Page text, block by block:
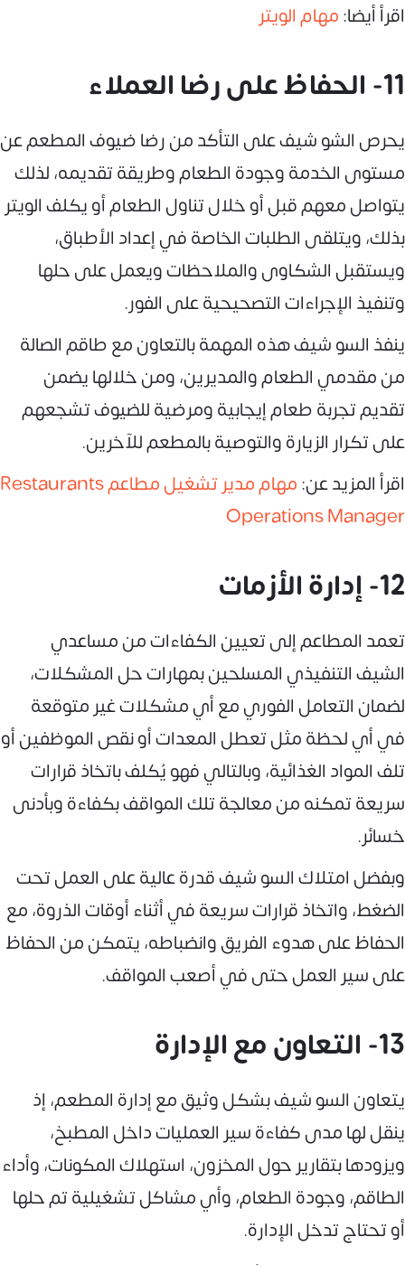
اقرأ أيضا:مهام الويتر
11- الحفاظ على رضا العملاء
يحرص الشو شيف على التأكد من رضا ضيوف المطعم عن
مستوى الخدمة وجودة الطعام وطريقة تقديمه، لذلك
يتواصل معهم قبل أو خلال تناول الطعام أو يكلف الويتر
بذلك، ويتلقى الطلبات الخاصة في إعداد الأطباق،
ويستقبل الشكاوى والملاحظات ويعمل على حلها
وتنفيذ الإجراءات التصحيحية على الفور.
ينفذ السو شيف هذه المهمة بالتعاون مع طاقم الصالة
من مقدمي الطعام والمديرين، ومن خلالها يضمن
تقديم تجربة طعام إيجابية ومرضية للضيوف تشجعهم
على تكرار الزيارة والتوصية بالمطعم للآخرين.
اقرأ المزيد عن:
مهام مدير تشغيل مطاعم Restaurants
Operations Manager
12- إدارة الأزمات
تعمد المطاعم إلى تعيين الكفاءات من مساعدي
الشيف التنفيذي المسلحين بمهارات حل المشكلات،
لضمان التعامل الفوري مع أي مشكلات غير متوقعة
في أي لحظة مثل تعطل المعدات أو نقص الموظفين أو
تلف المواد الغذائية، وبالتالي فهو يُكلف باتخاذ قرارات
سريعة تمكنه من معالجة تلك المواقف بكفاءة وبأدنى
خسائر.
وبفضل امتلاك السو شيف قدرة عالية على العمل تحت
الضغط، واتخاذ قرارات سريعة في أثناء أوقات الذروة، مع
الحفاظ على هدوء الفريق وانضباطه، يتمكن من الحفاظ
على سير العمل حتى في أصعب المواقف.
13- التعاون مع الإدارة
يتعاون السو شيف بشكل وثيق مع إدارة المطعم، إذ
ينقل لها مدى كفاءة سير العمليات داخل المطبخ،
ويزودها بتقارير حول المخزون، استهلاك المكونات، وأداء
الطاقم، وجودة الطعام، وأي مشاكل تشغيلية تم حلها
أو تحتاج تدخل الإدارة.